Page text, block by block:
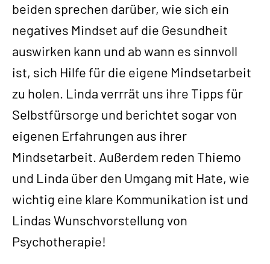
beiden sprechen darüber, wie sich ein
negatives Mindset auf die Gesundheit
auswirken kann und ab wann es sinnvoll
ist, sich Hilfe für die eigene Mindsetarbeit
zu holen. Linda verrrät uns ihre Tipps für
Selbstfürsorge und berichtet sogar von
eigenen Erfahrungen aus ihrer
Mindsetarbeit. Außerdem reden Thiemo
und Linda über den Umgang mit Hate, wie
wichtig eine klare Kommunikation ist und
Lindas Wunschvorstellung von
Psychotherapie!